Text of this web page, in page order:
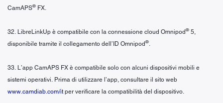
CamAPS® FX.
32. LibreLinkUp è compatibile con la connessione cloud Omnipod® 5,
disponibile tramite il collegamento dell’ID Omnipod®
33. L’app CamAPS FX è compatibile solo con alcuni dispositivi mobili e
sistemi operativi. Prima di utilizzare l’app, consultare il sito web
www.camdiab.com/it per verificare la compatibilità del dispositivo.